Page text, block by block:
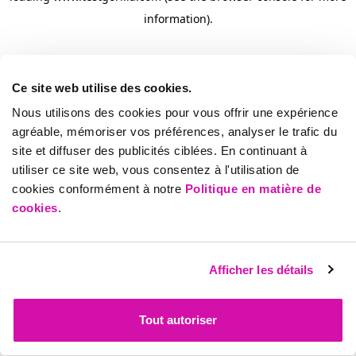
Ce site web utilise des cookies.
Nous utilisons des cookies pour vous offrir une expérience
agréable, mémoriser vos préférences, analyser le trafic du
site et diffuser des publicités ciblées. En continuant à
utiliser ce site web, vous consentez à l'utilisation de
cookies conformément à notre Politique en matière de
cookies.
Afficher les détails
Tout autoriser
information).